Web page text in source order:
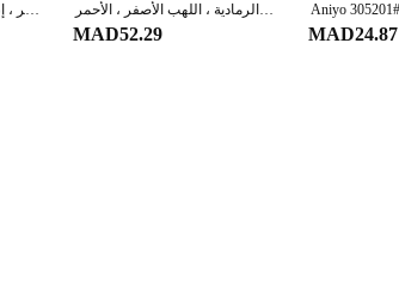
نظارات علم صغيرة مع ملصق المملكة العربية السعودية ، أبيض ، أسود ، أحمر ، إطار أزرق ، نظارات شمسية مثبت طلاء مناسب لموريس ام جي 5 ، سيبو الطاقة النووية الرمادية ، اللهب الأصفر ، الأحمر ، MG5 NSB ، WSB ، RSJ ، PBC ، NW ، المملكة العربية السعودية
MAD52.29 MAD24.87